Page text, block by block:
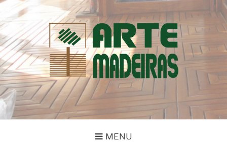
Pular
para
o
conteúdo
BLOG | ARTE
MADEIRAS
Dicas e Novidades sobre Madeiras
MENU